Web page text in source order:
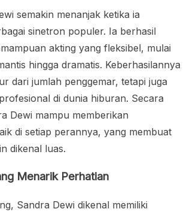
semakin menanjak ketika ia
sinetron populer. Ia berhasil
akting yang fleksibel, mulai
hingga dramatis. Keberhasilannya
dari jumlah penggemar, tetapi juga
di dunia hiburan. Secara
Dewi mampu memberikan
di setiap perannya, yang membuat
dikenal luas.
Menarik Perhatian
Sandra Dewi dikenal memiliki